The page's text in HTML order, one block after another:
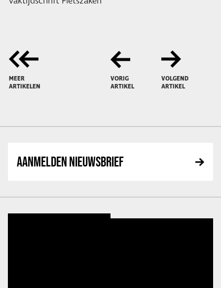
MEER
ARTIKELEN
VORIG
ARTIKEL
VOLGEND
ARTIKEL
AANMELDEN NIEUWSBRIEF